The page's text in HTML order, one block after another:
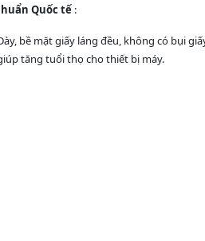
Quốc tế :
bề mặt giấy láng đều, không có bụi
tăng tuổi thọ cho thiết bị máy.